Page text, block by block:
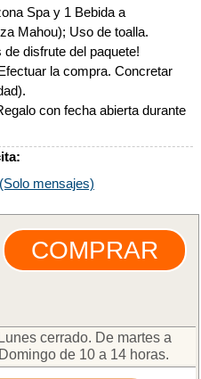
Spa y 1 Bebida a
Mahou); Uso de toalla.
disfrute del paquete!
Efectuar la compra. Concretar
con fecha abierta durante
mensajes)
cerrado. De martes a
de 10 a 14 horas.